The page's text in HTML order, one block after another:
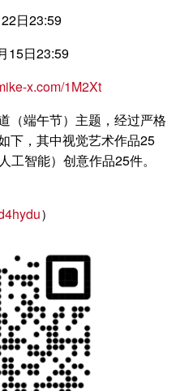
日23:59
15日23:59
x.com/1M2Xt
（端午节）主题 ，经过严格
下，其中视觉艺术作品25
工智能）创意作品25件。
）